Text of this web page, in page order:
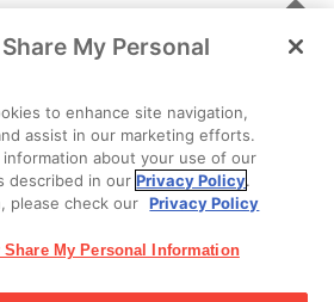
ルート
を見る
My Personal
to enhance site navigation,
assist in our marketing efforts.
information about your use of our
described in ourPrivacy Policy.
please check our Privacy Policy
Share My Personal Information